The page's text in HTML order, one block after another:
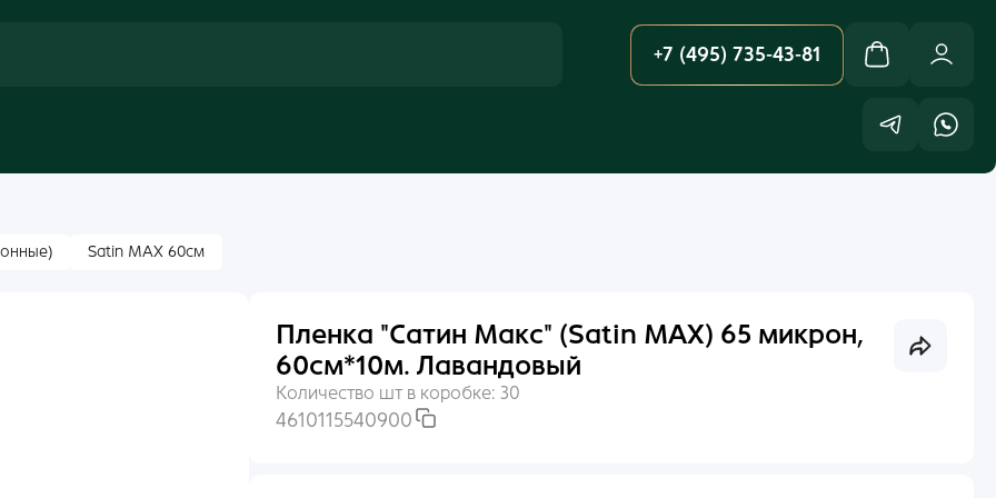
+7 (495) 735-43-81
Satin MAX 60см
Пленка "Сатин Макс" (Satin MAX) 65 микрон,
60см*10м. Лавандовый
Количество шт в коробке: 30
4610115540900